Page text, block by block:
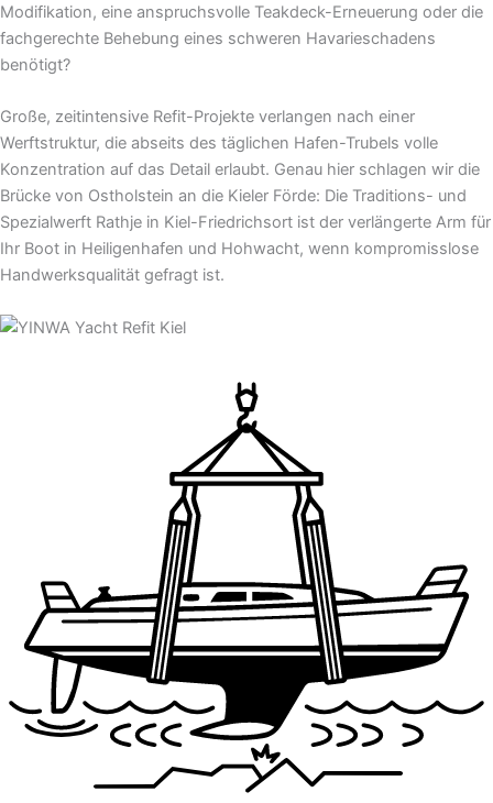
Modifikation, eine anspruchsvolle Teakdeck-Erneuerung oder die
fachgerechte Behebung eines schweren Havarieschadens
benötigt?
Große, zeitintensive Refit-Projekte verlangen nach einer
Werftstruktur, die abseits des täglichen Hafen-Trubels volle
Konzentration auf das Detail erlaubt. Genau hier schlagen wir die
Brücke von Ostholstein an die Kieler Förde: Die Traditions- und
Spezialwerft Rathje in Kiel-Friedrichsort ist der verlängerte Arm für
Ihr Boot in Heiligenhafen und Hohwacht, wenn kompromisslose
Handwerksqualität gefragt ist.